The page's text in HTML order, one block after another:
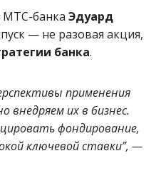
МТС-банка Эдуард
— не разовая акция,
банка.
применения
внедряем их в бизнес.
фондирование,
ключевой ставки”, —